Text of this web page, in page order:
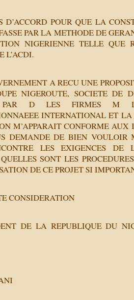
D’ACCORD POUR QUE LA
PAR LA METHODE DE
NIGERIENNE TELLE QUE
L’ACDI.
A RECU UNE
NIGEROUTE, SOCIETE DE
PAR D LES FIRMES M
INTERNATIONAL ET
M’APPARAIT CONFORME
DEMANDE DE BIEN VOULOIR
LES EXIGENCES DE
SONT LES
DE CE PROJET SI
CONSIDERATION
DE LA REPUBLIQUE DU